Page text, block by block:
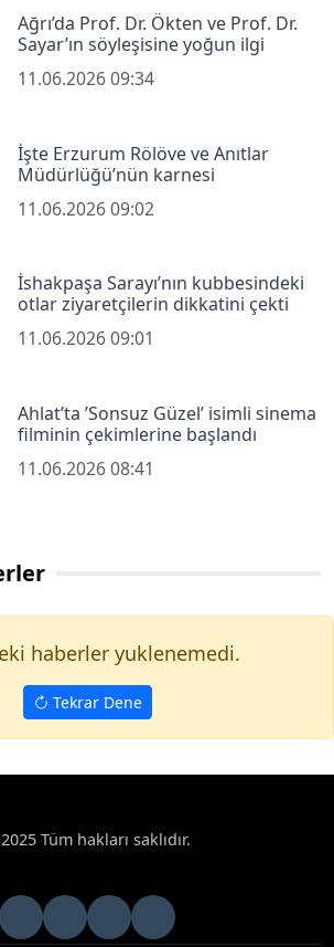
Ağrı’da Prof. Dr. Ökten ve Prof. Dr.
Sayar’ın söyleşisine yoğun ilgi
11.06.2026 09:34
İşte Erzurum Rölöve ve Anıtlar
Müdürlüğü’nün karnesi
11.06.2026 09:02
İshakpaşa Sarayı’nın kubbesindeki
otlar ziyaretçilerin dikkatini çekti
11.06.2026 09:01
Ahlat’ta ’Sonsuz Güzel’ isimli sinema
filminin çekimlerine başlandı
11.06.2026 08:41
haberler yuklenemedi.
Tekrar Dene
Sanat Hisarcık’ta Hayat Boyu Öğrenme
ilçesinde Hayat Boyu Öğrenme Haftası